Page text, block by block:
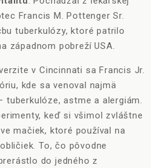
Francis M. Pottenger Sr.
tuberkulózy, ktoré patrilo
západnom pobreží USA.
v Cincinnati sa Francis Jr.
kde sa venoval najmä
astme a alergiám.
keď si všimol zvláštne
mačiek, ktoré používal na
To, čo pôvodne
do jedného z